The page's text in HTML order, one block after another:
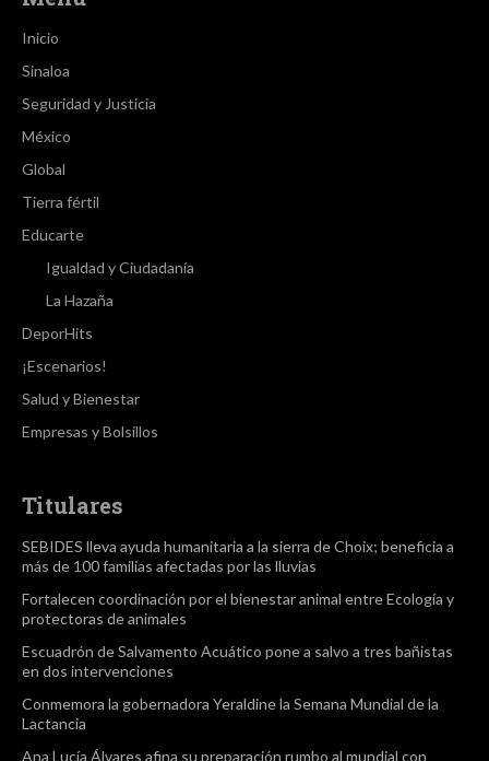
Inicio
Sinaloa
Seguridad y Justicia
México
Global
Tierra fértil
Educarte
Igualdad y Ciudadanía
La Hazaña
DeporHits
¡Escenarios!
Salud y Bienestar
Empresas y Bolsillos
Titulares
SEBIDES lleva ayuda humanitaria a la sierra de Choix; beneficia a
más de 100 familias afectadas por las lluvias
Fortalecen coordinación por el bienestar animal entre Ecología y
protectoras de animales
Escuadrón de Salvamento Acuático pone a salvo a tres bañistas
en dos intervenciones
Conmemora la gobernadora Yeraldine la Semana Mundial de la
Lactancia
Ana Lucía Álvares afina su preparación rumbo al mundial con